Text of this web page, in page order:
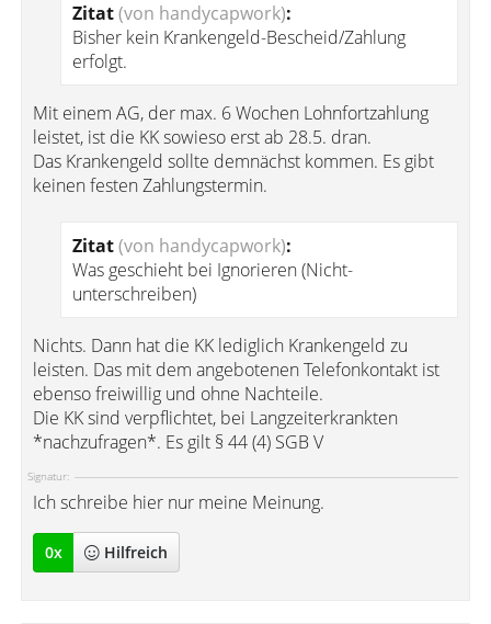
Zitat(von handycapwork):
Bisher kein Krankengeld-Bescheid/Zahlung
erfolgt.
Mit einem AG, der max. 6 Wochen Lohnfortzahlung
leistet, ist die KK sowieso erst ab 28.5. dran.
Das Krankengeld sollte demnächst kommen. Es gibt
keinen festen Zahlungstermin.
Zitat(von handycapwork):
Was geschieht bei Ignorieren (Nicht-
unterschreiben)
Nichts. Dann hat die KK lediglich Krankengeld zu
leisten. Das mit dem angebotenen Telefonkontakt ist
ebenso freiwillig und ohne Nachteile.
Die KK sind verpflichtet, bei Langzeiterkrankten
*nachzufragen*. Es gilt § 44 (4) SGB V
Signatur:
Ich schreibe hier nur meine Meinung.
0x Hilfreich